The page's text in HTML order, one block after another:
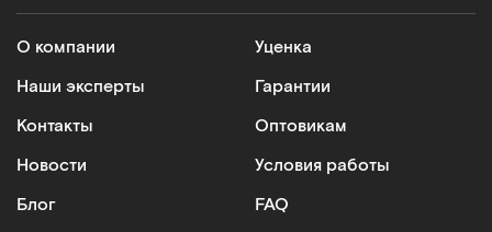
О компании
Наши эксперты
Контакты
Новости
Блог
Уценка
Гарантии
Оптовикам
Условия работы
FAQ